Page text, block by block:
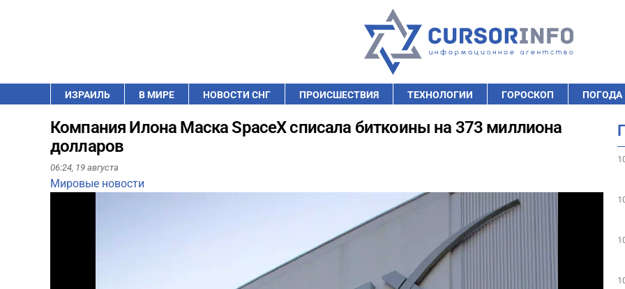
ИЗРАИЛЬ В МИРЕ НОВОСТИ СНГ ПРОИСШЕСТВИЯ ТЕХНОЛОГИИ ГОРОСКОП ПОГОДА
Компания Илона Маска SpaceX списала биткоины на 373 миллиона
долларов
06:24, 19 августа
Мировые новости